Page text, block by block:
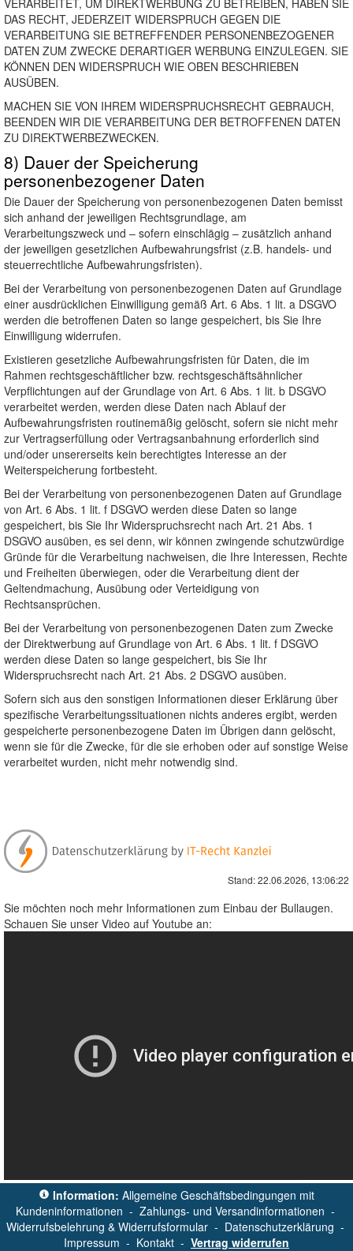
VERARBEITET, UM DIREKTWERBUNG ZU BETREIBEN, HABEN SIE
DAS RECHT, JEDERZEIT WIDERSPRUCH GEGEN DIE
VERARBEITUNG SIE BETREFFENDER PERSONENBEZOGENER
DATEN ZUM ZWECKE DERARTIGER WERBUNG EINZULEGEN. SIE
KÖNNEN DEN WIDERSPRUCH WIE OBEN BESCHRIEBEN
AUSÜBEN.
MACHEN SIE VON IHREM WIDERSPRUCHSRECHT GEBRAUCH,
BEENDEN WIR DIE VERARBEITUNG DER BETROFFENEN DATEN
ZU DIREKTWERBEZWECKEN.
8) Dauer der Speicherung
personenbezogener Daten
Die Dauer der Speicherung von personenbezogenen Daten bemisst
sich anhand der jeweiligen Rechtsgrundlage, am
Verarbeitungszweck und – sofern einschlägig – zusätzlich anhand
der jeweiligen gesetzlichen Aufbewahrungsfrist (z.B. handels- und
steuerrechtliche Aufbewahrungsfristen).
Bei der Verarbeitung von personenbezogenen Daten auf Grundlage
einer ausdrücklichen Einwilligung gemäß Art. 6 Abs. 1 lit. a DSGVO
werden die betroffenen Daten so lange gespeichert, bis Sie Ihre
Einwilligung widerrufen.
Existieren gesetzliche Aufbewahrungsfristen für Daten, die im
Rahmen rechtsgeschäftlicher bzw. rechtsgeschäftsähnlicher
Verpflichtungen auf der Grundlage von Art. 6 Abs. 1 lit. b DSGVO
verarbeitet werden, werden diese Daten nach Ablauf der
Aufbewahrungsfristen routinemäßig gelöscht, sofern sie nicht mehr
zur Vertragserfüllung oder Vertragsanbahnung erforderlich sind
und/oder unsererseits kein berechtigtes Interesse an der
Weiterspeicherung fortbesteht.
Bei der Verarbeitung von personenbezogenen Daten auf Grundlage
von Art. 6 Abs. 1 lit. f DSGVO werden diese Daten so lange
gespeichert, bis Sie Ihr Widerspruchsrecht nach Art. 21 Abs. 1
DSGVO ausüben, es sei denn, wir können zwingende schutzwürdige
Gründe für die Verarbeitung nachweisen, die Ihre Interessen, Rechte
und Freiheiten überwiegen, oder die Verarbeitung dient der
Geltendmachung, Ausübung oder Verteidigung von
Rechtsansprüchen.
Bei der Verarbeitung von personenbezogenen Daten zum Zwecke
der Direktwerbung auf Grundlage von Art. 6 Abs. 1 lit. f DSGVO
werden diese Daten so lange gespeichert, bis Sie Ihr
Widerspruchsrecht nach Art. 21 Abs. 2 DSGVO ausüben.
Sofern sich aus den sonstigen Informationen dieser Erklärung über
spezifische Verarbeitungssituationen nichts anderes ergibt, werden
gespeicherte personenbezogene Daten im Übrigen dann gelöscht,
wenn sie für die Zwecke, für die sie erhoben oder auf sonstige Weise
verarbeitet wurden, nicht mehr notwendig sind.
Stand: 22.06.2026, 13:06:22
Sie möchten noch mehr Informationen zum Einbau der Bullaugen.
Schauen Sie unser Video auf Youtube an:
Information: Allgemeine Geschäftsbedingungen mit
Kundeninformationen - Zahlungs- und Versandinformationen -
Widerrufsbelehrung & Widerrufsformular- Datenschutzerklärung -
Impressum - Kontakt - Vertrag widerrufen